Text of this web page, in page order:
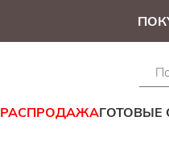
РАСПРОДАЖАГОТОВЫЕ